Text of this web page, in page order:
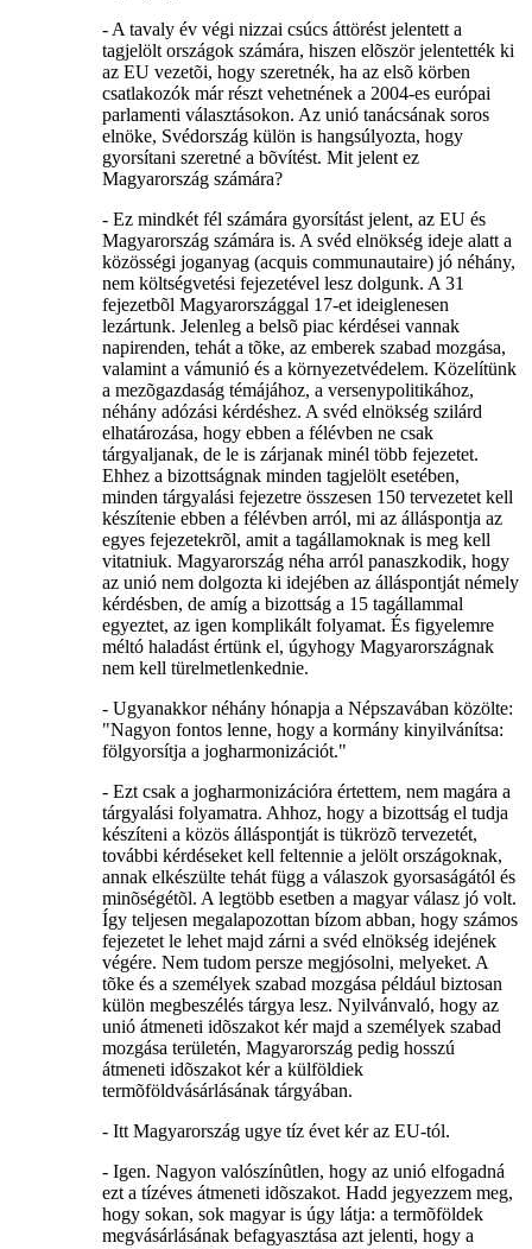
- A tavaly év végi nizzai csúcs áttörést jelentett a
tagjelölt országok számára, hiszen elõször jelentették ki
az EU vezetõi, hogy szeretnék, ha az elsõ körben
csatlakozók már részt vehetnének a 2004-es európai
parlamenti választásokon. Az unió tanácsának soros
elnöke, Svédország külön is hangsúlyozta, hogy
gyorsítani szeretné a bõvítést. Mit jelent ez
Magyarország számára?
- Ez mindkét fél számára gyorsítást jelent, az EU és
Magyarország számára is. A svéd elnökség ideje alatt a
közösségi joganyag (acquis communautaire) jó néhány,
nem költségvetési fejezetével lesz dolgunk. A 31
fejezetbõl Magyarországgal 17-et ideiglenesen
lezártunk. Jelenleg a belsõ piac kérdései vannak
napirenden, tehát a tõke, az emberek szabad mozgása,
valamint a vámunió és a környezetvédelem. Közelítünk
a mezõgazdaság témájához, a versenypolitikához,
néhány adózási kérdéshez. A svéd elnökség szilárd
elhatározása, hogy ebben a félévben ne csak
tárgyaljanak, de le is zárjanak minél több fejezetet.
Ehhez a bizottságnak minden tagjelölt esetében,
minden tárgyalási fejezetre összesen 150 tervezetet kell
készítenie ebben a félévben arról, mi az álláspontja az
egyes fejezetekrõl, amit a tagállamoknak is meg kell
vitatniuk. Magyarország néha arról panaszkodik, hogy
az unió nem dolgozta ki idejében az álláspontját némely
kérdésben, de amíg a bizottság a 15 tagállammal
egyeztet, az igen komplikált folyamat. És figyelemre
méltó haladást értünk el, úgyhogy Magyarországnak
nem kell türelmetlenkednie.
- Ugyanakkor néhány hónapja a Népszavában közölte:
"Nagyon fontos lenne, hogy a kormány kinyilvánítsa:
fölgyorsítja a jogharmonizációt."
- Ezt csak a jogharmonizációra értettem, nem magára a
tárgyalási folyamatra. Ahhoz, hogy a bizottság el tudja
készíteni a közös álláspontját is tükrözõ tervezetét,
további kérdéseket kell feltennie a jelölt országoknak,
annak elkészülte tehát függ a válaszok gyorsaságától és
minõségétõl. A legtöbb esetben a magyar válasz jó volt.
Így teljesen megalapozottan bízom abban, hogy számos
fejezetet le lehet majd zárni a svéd elnökség idejének
végére. Nem tudom persze megjósolni, melyeket. A
tõke és a személyek szabad mozgása például biztosan
külön megbeszélés tárgya lesz. Nyilvánvaló, hogy az
unió átmeneti idõszakot kér majd a személyek szabad
mozgása területén, Magyarország pedig hosszú
átmeneti idõszakot kér a külföldiek
termõföldvásárlásának tárgyában.
- Itt Magyarország ugye tíz évet kér az EU-tól.
- Igen. Nagyon valószínûtlen, hogy az unió elfogadná
ezt a tízéves átmeneti idõszakot. Hadd jegyezzem meg,
hogy sokan, sok magyar is úgy látja: a termõföldek
megvásárlásának befagyasztása azt jelenti, hogy a